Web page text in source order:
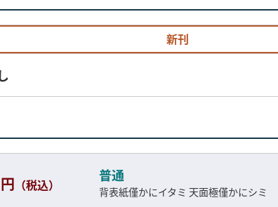
新刊
（税込）
普通
背表紙僅かにイタミ 天面極僅かにシミ